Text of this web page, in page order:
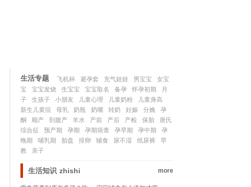
生活专题 飞机杯 避孕套 充气娃娃 男宝宝
女宝
宝
宝宝发烧 生宝宝 宝宝取名 备孕 怀孕初期
月
子
生孩子 小朋友 儿童心理 儿童奶粉
儿童身高
新生儿黄疸
母乳 奶瓶 奶嘴 转奶 妊娠 分娩
孕
酮
顺产 剖腹产 羊水 产前 产后 产检 保胎
唐氏
综合征
预产期 孕期 孕期筛查 孕早期 孕中期
孕
晚期
哺乳期 胎盘 排卵 辅食 尿不湿 纸尿裤
早
教
亲子
生活知识 zhishi more